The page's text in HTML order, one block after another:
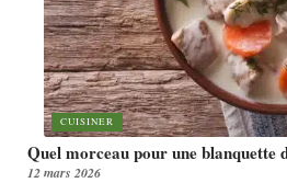
CUISINER
Quel morceau pour une blanquette
12 mars 2026